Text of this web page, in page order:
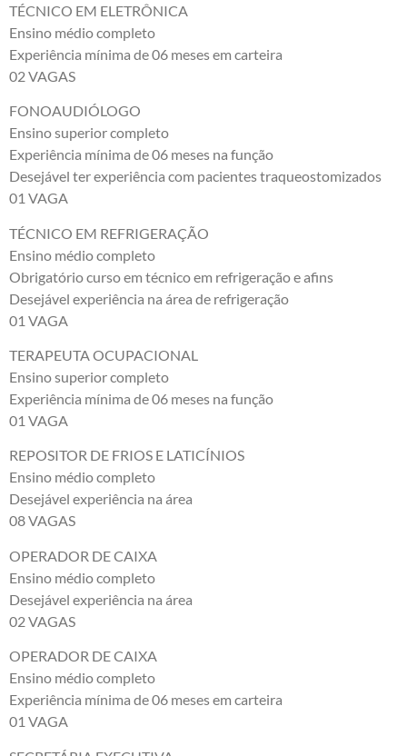
TÉCNICO EM ELETRÔNICA
Ensino médio completo
Experiência mínima de 06 meses em carteira
02 VAGAS
FONOAUDIÓLOGO
Ensino superior completo
Experiência mínima de 06 meses na função
Desejável ter experiência com pacientes traqueostomizados
01 VAGA
TÉCNICO EM REFRIGERAÇÃO
Ensino médio completo
Obrigatório curso em técnico em refrigeração e afins
Desejável experiência na área de refrigeração
01 VAGA
TERAPEUTA OCUPACIONAL
Ensino superior completo
Experiência mínima de 06 meses na função
01 VAGA
REPOSITOR DE FRIOS E LATICÍNIOS
Ensino médio completo
Desejável experiência na área
08 VAGAS
OPERADOR DE CAIXA
Ensino médio completo
Desejável experiência na área
02 VAGAS
OPERADOR DE CAIXA
Ensino médio completo
Experiência mínima de 06 meses em carteira
01 VAGA